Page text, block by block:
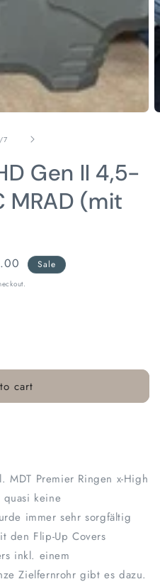
/of
7
Gen II 4,5-
MRAD (mit
Sale
cart
MDT Premier Ringen x-High
keine
immer sehr sorgfältig
den Flip-Up Covers
inkl. einem
Zielfernrohr gibt es dazu.